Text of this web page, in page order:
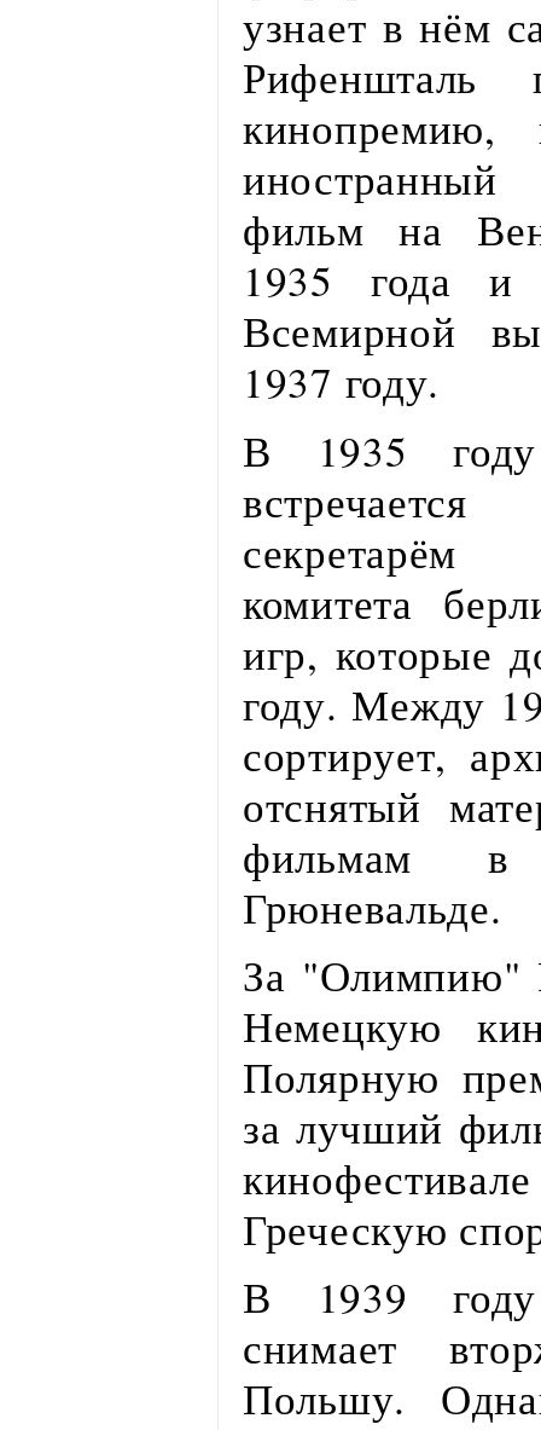
узнает в нём
Рифеншталь
фильм на
1935 года и
Всемирной
1937 году.
В 1935
секретарём
комитета
игр, которые
году. Между
сортирует,
отснятый
фильмам
Грюневальде.
За "Олимпию"
Немецкую
Полярную
за лучший
Греческую
В 1939
снимает
Польшу.